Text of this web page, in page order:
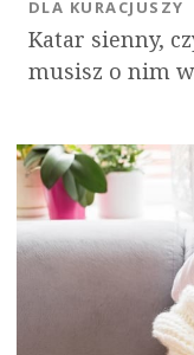
Katar sienny,
musisz o nim
DLA KURACJUSZY